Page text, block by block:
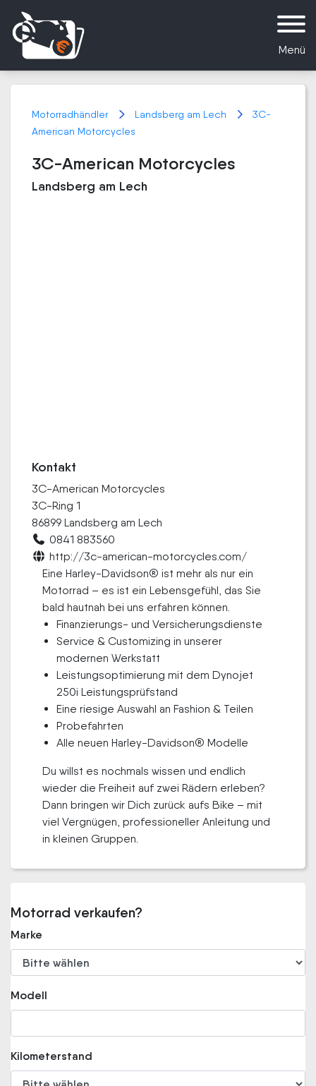
Menü
Motorradhändler Landsberg am Lech
3C-
American Motorcycles
3C-American Motorcycles
Landsberg am Lech
Kontakt
3C-American Motorcycles
3C-Ring 1
86899 Landsberg am Lech
0841 883560
http://3c-american-motorcycles.com/
Eine Harley-Davidson® ist mehr als nur ein
Motorrad – es ist ein Lebensgefühl, das Sie
bald hautnah bei uns erfahren können.
Finanzierungs- und Versicherungsdienste
Service & Customizing in unserer
modernen Werkstatt
Leistungsoptimierung mit dem Dynojet
250i Leistungsprüfstand
Eine riesige Auswahl an Fashion & Teilen
Probefahrten
Alle neuen Harley-Davidson® Modelle
Du willst es nochmals wissen und endlich
wieder die Freiheit auf zwei Rädern erleben?
Dann bringen wir Dich zurück aufs Bike – mit
viel Vergnügen, professioneller Anleitung und
in kleinen Gruppen.
Motorrad verkaufen?
Marke
Modell
Kilometerstand